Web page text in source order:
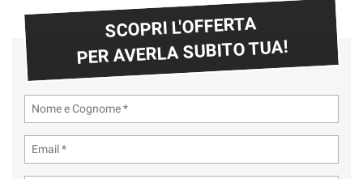
SCOPRI L'OFFERTA
PER AVERLA SUBITO TUA!